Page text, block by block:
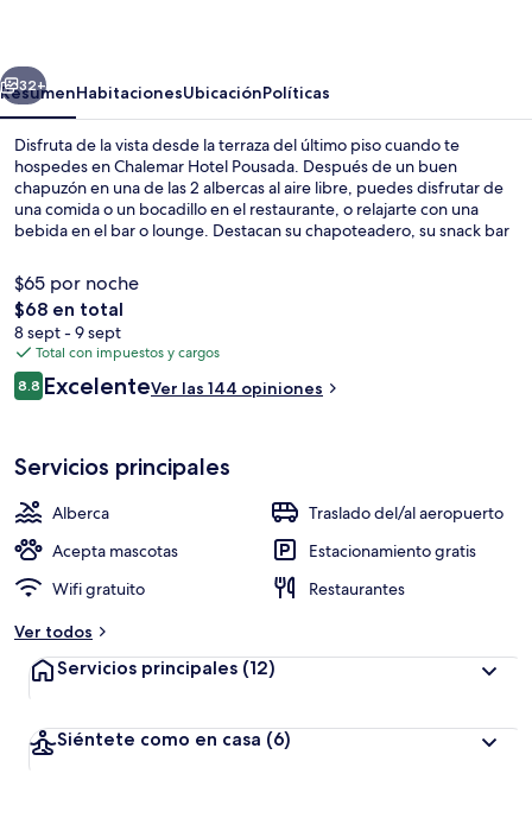
Siguiente
32+
ResumenHabitacionesUbicaciónPolíticas
Disfruta de la vista desde la terraza del último piso cuando te
hospedes en Chalemar Hotel Pousada. Después de un buen
chapuzón en una de las 2 albercas al aire libre, puedes disfrutar de
una comida o un bocadillo en el restaurante, o relajarte con una
bebida en el bar o lounge. Destacan su chapoteadero, su snack bar
$65 por noche
El
precio
total
es
de
$68 en total
8 sept - 9 sept
Total con impuestos y cargos
Opiniones
8.88.8 de 10,
ExcelenteVer las 144 opiniones
Servicios principales
Alberca
Traslado del/al aeropuerto
Acepta mascotas
Estacionamiento gratis
Wifi gratuito
Restaurantes
Ver todos
Servicios principales (12)
Siéntete como en casa (6)